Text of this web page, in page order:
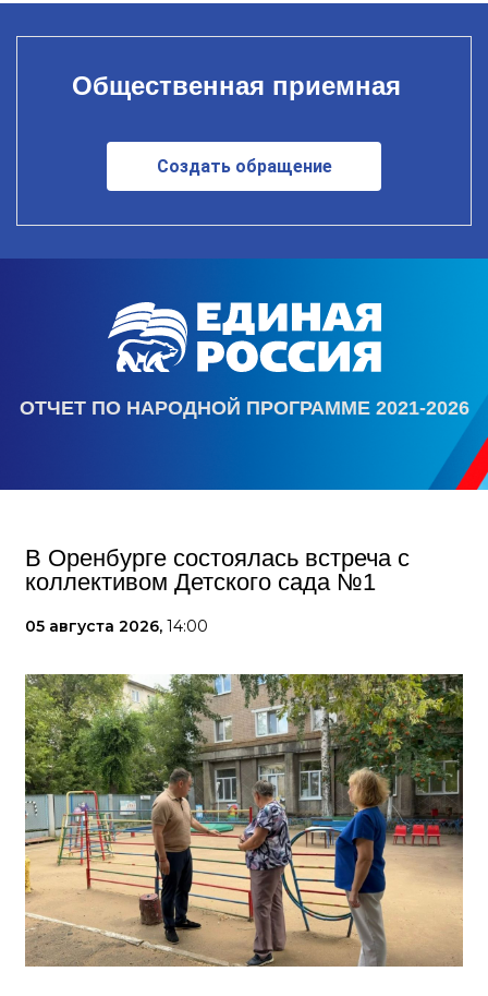
Общественная приемная
Создать обращение
ОТЧЕТ ПО НАРОДНОЙ ПРОГРАММЕ 2021-2026
В Оренбурге состоялась встреча с
коллективом Детского сада №1
05 августа 2026, 14:00